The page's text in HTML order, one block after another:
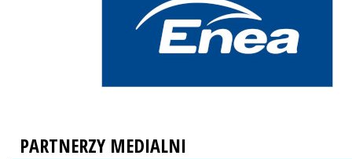
PARTNERZY MEDIALNI